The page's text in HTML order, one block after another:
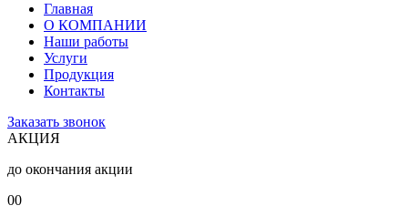
Главная
О КОМПАНИИ
Наши работы
Услуги
Продукция
Контакты
Заказать звонок
АКЦИЯ
до окончания акции
00